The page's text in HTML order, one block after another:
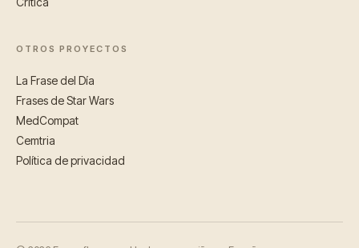
OTROS PROYECTOS
La Frase del Día
Frases de Star Wars
MedCompat
Cemtria
Política de privacidad